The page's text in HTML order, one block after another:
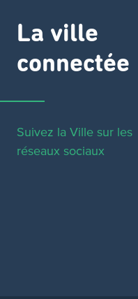
La ville
connectée
Suivez la Ville sur les
réseaux sociaux